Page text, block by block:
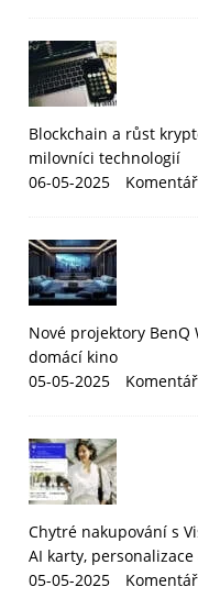
Blockchain a růst
milovníci technologií
06-05-2025
Nové projektory BenQ
domácí kino
05-05-2025
Chytré nakupování s
AI karty,
05-05-2025